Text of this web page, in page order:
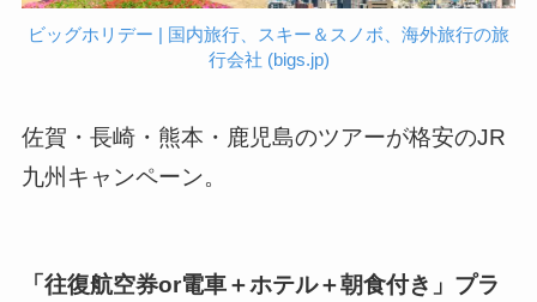
ビッグホリデー | 国内旅行、スキー＆スノボ、海外旅行の旅
行会社 (bigs.jp)
佐賀・長崎・熊本・鹿児島のツアーが格安のJR
九州キャンペーン。
「往復航空券or電車＋ホテル＋朝食付き」プラ